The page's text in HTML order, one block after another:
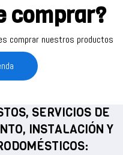
comprar?
comprar nuestros productos
SERVICIOS DE
INSTALACIÓN Y